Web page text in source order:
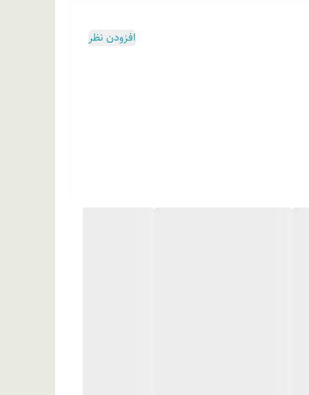
به شما توصیه می‌کنیم تا هر دو ساعت یک‌ بار کرم ضدآفتاب
افزودن نظر